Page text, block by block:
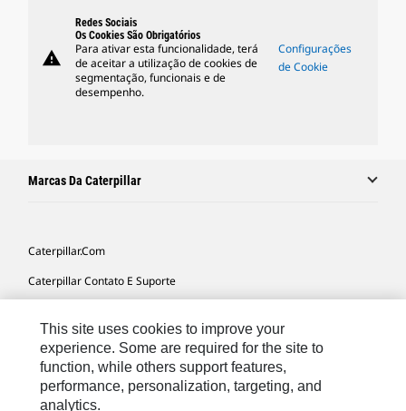
warning
Redes Sociais
Os Cookies São Obrigatórios
Para ativar esta funcionalidade, terá
de aceitar a utilização de cookies de
segmentação, funcionais e de
desempenho.
Configurações
de Cookie
Marcas Da Caterpillar
Caterpillar.com
Caterpillar Contato E Suporte
Mapa Do Local
Cookie Settings
Legal
This site uses cookies to improve your
experience. Some are required for the site to
function, while others support features,
performance, personalization, targeting, and
analytics.